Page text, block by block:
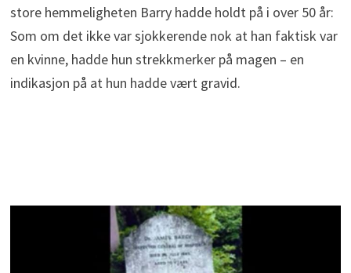
store hemmeligheten Barry hadde holdt på i over 50 år:
Som om det ikke var sjokkerende nok at han faktisk var
en kvinne, hadde hun strekkmerker på magen – en
indikasjon på at hun hadde vært gravid.